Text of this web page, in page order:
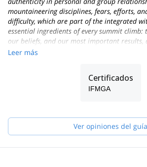
mountaineering disciplines, fears, efforts,
difficulty, which are part of the integrated
essential ingredients of every summit climb:
our beliefs, and our most important results,
Professionals and as people who love the
Founded in 2013, PEAKSHUNTER
IFMGA-certified Mountain Professionals and
We live and work in the beautiful Aosta
to French and Swiss borders near to
Leer más
Certificados
IFMGA
Ver opiniones del guía